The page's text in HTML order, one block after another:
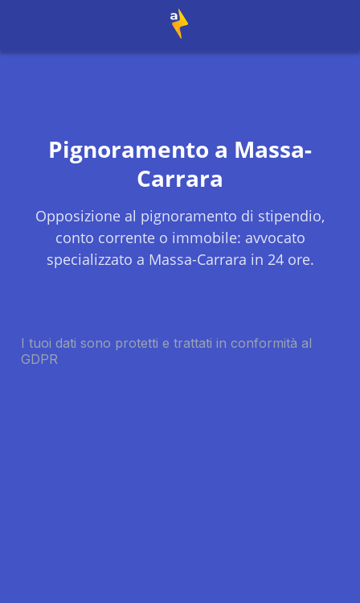
Pignoramento a Massa-
Carrara
Opposizione al pignoramento di stipendio,
conto corrente o immobile: avvocato
specializzato a Massa-Carrara in 24 ore.